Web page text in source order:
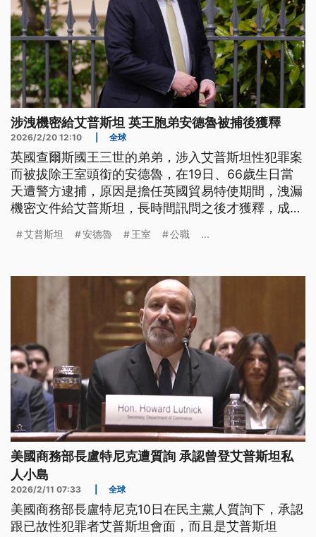
涉洩機密給艾普斯坦 英王胞弟安德魯被捕後獲釋
2026/2/20 12:10 全球
英國查爾斯國王三世的弟弟，涉入艾普斯坦性犯罪案
而被拔除王室頭銜的安德魯，在19日、66歲生日當
天遭警方逮捕，原因是擔任英國貿易特使期間，洩漏
機密文件給艾普斯坦，長時間訊問之後才獲釋，成為
艾普斯坦 安德魯 王室 公職 ...
美國商務部長盧特尼克遭質詢 承認曾登艾普斯坦私
人小島
2026/2/11 07:33 全球
美國商務部長盧特尼克10日在民主黨人質詢下，承認
跟已故性犯罪者艾普斯坦會面，而且是艾普斯坦